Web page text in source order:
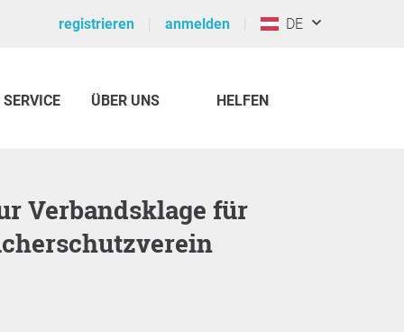
registrieren anmelden DE
SERVICE ÜBER UNS HELFEN